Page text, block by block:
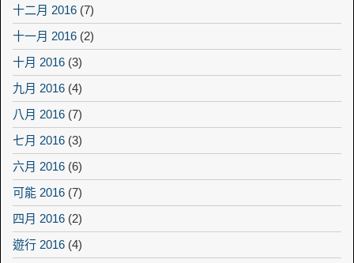
十二月 2016 (7)
十一月 2016 (2)
十月 2016 (3)
九月 2016 (4)
八月 2016 (7)
七月 2016 (3)
六月 2016 (6)
可能 2016 (7)
四月 2016 (2)
遊行 2016 (4)